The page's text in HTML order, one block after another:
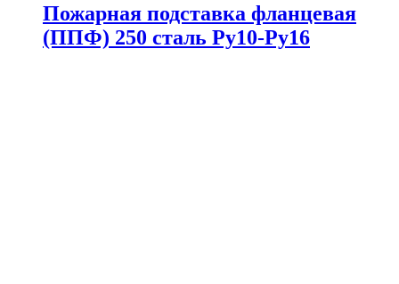
Пожарная подставка фланцевая
(ППФ) 250 сталь Ру10-Ру16